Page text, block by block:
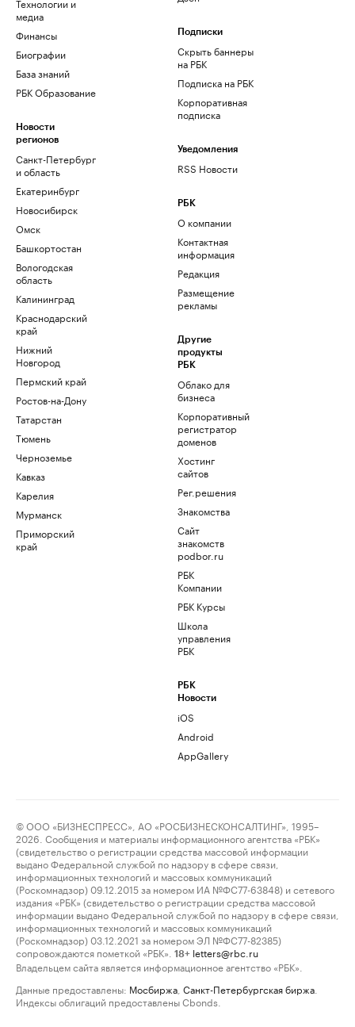
медиа
Финансы
Биографии
База знаний
РБК Образование
Новости
регионов
Санкт-Петербург
и область
Екатеринбург
Новосибирск
Омск
Башкортостан
Вологодская
область
Калининград
Краснодарский
край
Нижний
Новгород
Пермский край
Ростов-на-Дону
Татарстан
Тюмень
Черноземье
Кавказ
Карелия
Мурманск
Приморский
край
Подписки
Скрыть баннеры
на РБК
Подписка на РБК
Корпоративная
подписка
Уведомления
RSS Новости
РБК
О компании
Контактная
информация
Редакция
Размещение
рекламы
Другие
продукты
РБК
Облако для
бизнеса
Корпоративный
регистратор
доменов
Хостинг
сайтов
Рег.решения
Знакомства
Сайт
знакомств
podbor.ru
РБК
Компании
РБК Курсы
Школа
управления
РБК
РБК
Новости
iOS
Android
AppGallery
© ООО «БИЗНЕСПРЕСС», АО «РОСБИЗНЕСКОНСАЛТИНГ», 1995–
2026. Сообщения и материалы информационного агентства «РБК»
(свидетельство о регистрации средства массовой информации
выдано Федеральной службой по надзору в сфере связи,
информационных технологий и массовых коммуникаций
(Роскомнадзор) 09.12.2015 за номером ИА №ФС77-63848) и сетевого
издания «РБК» (свидетельство о регистрации средства массовой
информации выдано Федеральной службой по надзору в сфере связи,
информационных технологий и массовых коммуникаций
(Роскомнадзор) 03.12.2021 за номером ЭЛ №ФС77-82385)
сопровождаются пометкой «РБК».
18+ letters@rbc.ru
Владельцем сайта является информационное агентство «РБК».
Данные предоставлены: Мосбиржа Санкт-Петербургская биржа
Индексы облигаций предоставлены Cbonds.